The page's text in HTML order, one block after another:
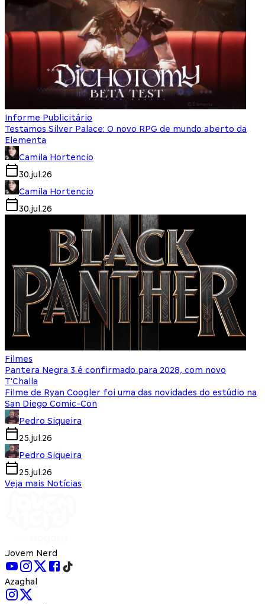
Informe Publicitário
Testamos Silver Palace: O novo RPG de mundo aberto da
Elementa
Camila Hortencio
30.jul.26
Camila Hortencio
30.jul.26
Filmes
Pantera Negra 3 é confirmado para 2028, com novo
T'Challa
Filme de Ryan Coogler foi uma das novidades do estúdio na
San Diego Comic-Con
Pedro Siqueira
25.jul.26
Pedro Siqueira
25.jul.26
Veja mais Notícias
Jovem Nerd
Azaghal